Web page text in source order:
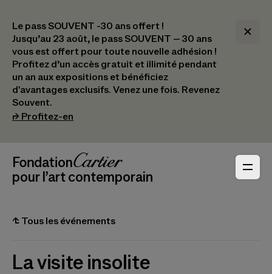
Le pass SOUVENT -30 ans offert !
Jusqu’au 23 août, le pass SOUVENT – 30 ans
vous est offert pour toute nouvelle adhésion !​
Profitez d’un accès gratuit et illimité pendant
un an aux expositions et bénéficiez
d'avantages exclusifs.​ Venez une fois. Revenez
Souvent.
⮣ Profitez-en
Navigation en-tête
_logoFondation Cartier
pour l’art contemporain
⮤ Tous les événements
La visite insolite